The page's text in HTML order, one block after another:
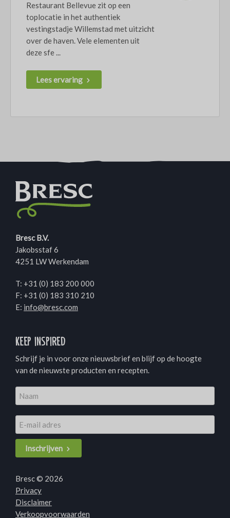
Restaurant Bellevue zit op een
toplocatie in het authentiek
vestingstadje Willemstad met uitzicht
over de haven. Vele elementen uit
deze sfe ...
Lees ervaring
Bresc B.V.
Jakobsstaf 6
4251 LW Werkendam
T: +31 (0) 183 200 000
F: +31 (0) 183 310 210
E: info@bresc.com
Keep inspired
Schrijf je in voor onze nieuwsbrief en blijf op de hoogte
van de nieuwste producten en recepten.
Inschrijven
Bresc © 2026
Privacy
Disclaimer
Verkoopvoorwaarden